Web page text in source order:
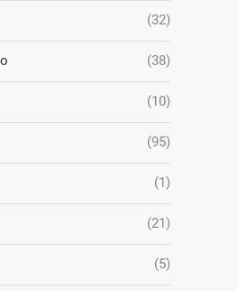
(32)
(38)
(10)
(95)
(1)
(21)
(5)